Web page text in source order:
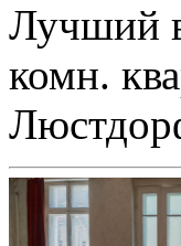
Лучший
комн.